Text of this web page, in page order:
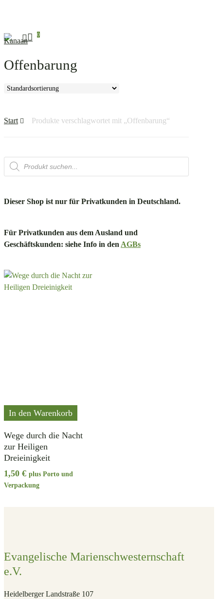
main
content
search
0
Offenbarung
Start Produkte verschlagwortet mit „Offenbarung“
Products
search
Dieser Shop ist nur für Privatkunden in Deutschland.
Für Privatkunden aus dem Ausland und
Geschäftskunden: siehe Info in den AGBs
In den Warenkorb
Wege durch die Nacht
zur Heiligen
Dreieinigkeit
1,50 € plus Porto und
Verpackung
Evangelische Marienschwesternschaft
e.V.
Heidelberger Landstraße 107